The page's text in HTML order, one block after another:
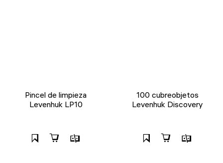
Pincel de limpieza
Levenhuk LP10
100 cubreobjetos
Levenhuk Discovery